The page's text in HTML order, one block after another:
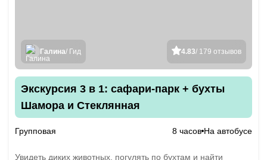
4.83/ 179 отзывов
Галина/ Гид
Экскурсия 3 в 1: сафари-парк + бухты
Шамора и Стеклянная
Групповая 8 часов На автобусе
Увидеть диких животных, погулять по бухтам и найти